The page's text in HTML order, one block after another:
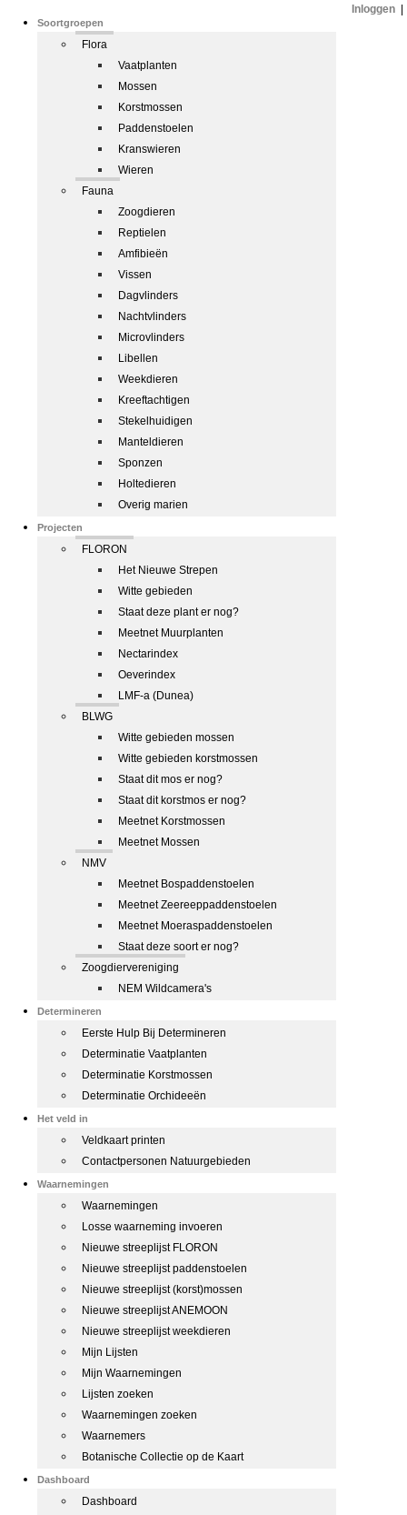
Soortgroepen
Flora
Vaatplanten
Mossen
Korstmossen
Paddenstoelen
Kranswieren
Wieren
Fauna
Zoogdieren
Reptielen
Amfibieën
Vissen
Dagvlinders
Nachtvlinders
Microvlinders
Libellen
Weekdieren
Kreeftachtigen
Stekelhuidigen
Manteldieren
Sponzen
Holtedieren
Overig marien
Projecten
FLORON
Het Nieuwe Strepen
Witte gebieden
Staat deze plant er nog?
Meetnet Muurplanten
Nectarindex
Oeverindex
LMF-a (Dunea)
BLWG
Witte gebieden mossen
Witte gebieden korstmossen
Staat dit mos er nog?
Staat dit korstmos er nog?
Meetnet Korstmossen
Meetnet Mossen
NMV
Meetnet Bospaddenstoelen
Meetnet Zeereeppaddenstoelen
Meetnet Moeraspaddenstoelen
Staat deze soort er nog?
Zoogdiervereniging
NEM Wildcamera's
Determineren
Eerste Hulp Bij Determineren
Determinatie Vaatplanten
Determinatie Korstmossen
Determinatie Orchideeën
Het veld in
Veldkaart printen
Contactpersonen Natuurgebieden
Waarnemingen
Waarnemingen
Losse waarneming invoeren
Nieuwe streeplijst FLORON
Nieuwe streeplijst paddenstoelen
Nieuwe streeplijst (korst)mossen
Nieuwe streeplijst ANEMOON
Nieuwe streeplijst weekdieren
Mijn Lijsten
Mijn Waarnemingen
Lijsten zoeken
Waarnemingen zoeken
Waarnemers
Botanische Collectie op de Kaart
Dashboard
Dashboard
Inloggen